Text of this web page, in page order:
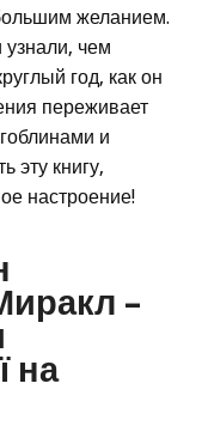
желанием.
чем
год, как он
переживает
и
эту книгу,
настроение!
–
на